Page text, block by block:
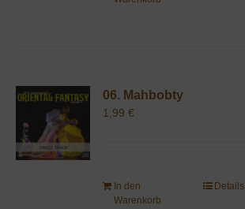
06. Mahbobty
1,99€
In den
Warenkorb
Details